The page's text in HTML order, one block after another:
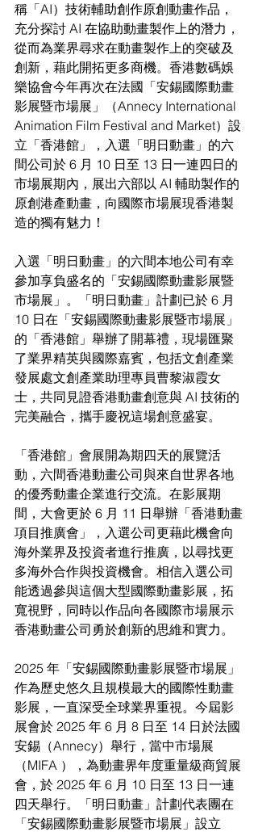
稱「AI）技術輔助創作原創動畫作品，
充分探討 AI 在協助動畫製作上的潛力，
從而為業界尋求在動畫製作上的突破及
創新，藉此開拓更多商機。香港數碼娛
樂協會今年再次在法國「安錫國際動畫
影展暨市場展」（Annecy International
Animation Film Festival and Market）設
立「香港館」，入選「明日動畫」的六
間公司於 6 月 10 日至 13 日一連四日的
市場展期內，展出六部以 AI 輔助製作的
原創港產動畫，向國際市場展現香港製
造的獨有魅力！
入選「明日動畫」的六間本地公司有幸
參加享負盛名的「安錫國際動畫影展暨
市場展」。「明日動畫」計劃已於 6 月
10 日在「安錫國際動畫影展暨市場展」
的「香港館」舉辦了開幕禮，現場匯聚
了業界精英與國際嘉賓，包括文創產業
發展處文創產業助理專員曹黎淑霞女
士，共同見證香港動畫創意與 AI 技術的
完美融合，攜手慶祝這場創意盛宴。
「香港館」會展開為期四天的展覽活
動，六間香港動畫公司與來自世界各地
的優秀動畫企業進行交流。在影展期
間，大會更於 6 月 11 日舉辦「香港動畫
項目推廣會」，入選公司更藉此機會向
海外業界及投資者進行推廣，以尋找更
多海外合作與投資機會。相信入選公司
能透過參與這個大型國際動畫影展，拓
寬視野，同時以作品向各國際市場展示
香港動畫公司勇於創新的思維和實力。
2025 年「安錫國際動畫影展暨市場展」
作為歷史悠久且規模最大的國際性動畫
影展，一直深受全球業界重視。今屆影
展會於 2025 年 6 月 8 日至 14 日於法國
安錫（Annecy）舉行，當中市場展
（MIFA ），為動畫界年度重量級商貿展
會，於 2025 年 6 月 10 日至 13 日一連
四天舉行。「明日動畫」計劃代表團在
「安錫國際動畫影展暨市場展」設立